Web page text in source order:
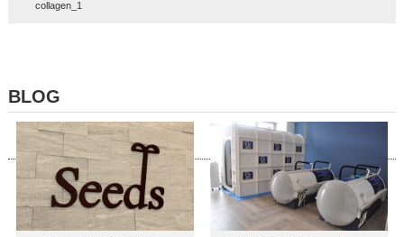
collagen_1
BLOG